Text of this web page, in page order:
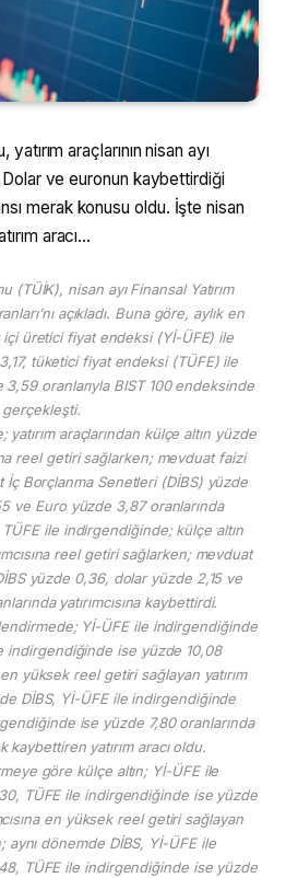
araçlarının nisan ayı
Dolar ve euronun kaybettirdiği
merak konusu oldu. İşte nisan
aracı…
(TÜİK), nisan ayı Finansal Yatırım
açıkladı. Buna göre, aylık en
üretici fiyat endeksi (Yİ-ÜFE) ile
tüketici fiyat endeksi (TÜFE) ile
oranlarıyla BIST 100 endeksinde
gerçekleşti.
araçlarından külçe altın yüzde
reel getiri sağlarken; mevduat faizi
Borçlanma Senetleri (DİBS) yüzde
ve Euro yüzde 3,87 oranlarında
TÜFE ile indirgendiğinde; külçe altın
reel getiri sağlarken; mevduat
yüzde 0,36, dolar yüzde 2,15 ve
yatırımcısına kaybettirdi.
Yİ-ÜFE ile indirgendiğinde
indirgendiğinde ise yüzde 10,08
en yüksek reel getiri sağlayan yatırım
DİBS, Yİ-ÜFE ile indirgendiğinde
ise yüzde 7,80 oranlarında
kaybettiren yatırım aracı oldu.
göre külçe altın; Yİ-ÜFE ile
TÜFE ile indirgendiğinde ise yüzde
en yüksek reel getiri sağlayan
aynı dönemde DİBS, Yİ-ÜFE ile
TÜFE ile indirgendiğinde ise yüzde